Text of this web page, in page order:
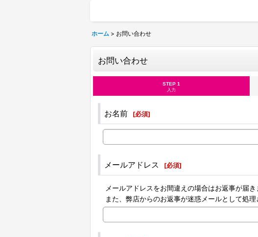
ホーム > お問い合わせ
お問い合わせ
STEP 1
入力
お名前 [必須]
メールアドレス [必須]
メールアドレスをお間違えの場合はお返事が届き
また、弊店からのお返事が迷惑メールとして処